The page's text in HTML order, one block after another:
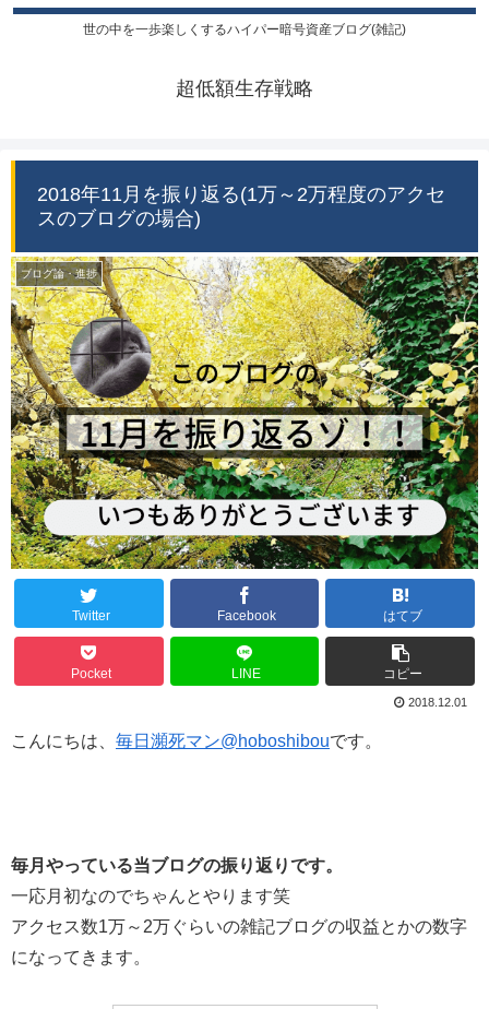
世の中を一歩楽しくするハイパー暗号資産ブログ(雑記)
超低額生存戦略
2018年11月を振り返る(1万～2万程度のアクセ
スのブログの場合)
ブログ論・進捗
Twitter Facebook はてブ
Pocket LINE コピー
2018.12.01
こんにちは、 毎日瀕死マン@hoboshibouです。
毎月やっている当ブログの振り返りです。
一応月初なのでちゃんとやります笑
アクセス数1万～2万ぐらいの雑記ブログの収益とかの数字
になってきます。